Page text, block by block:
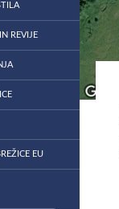
REVIJE
EU